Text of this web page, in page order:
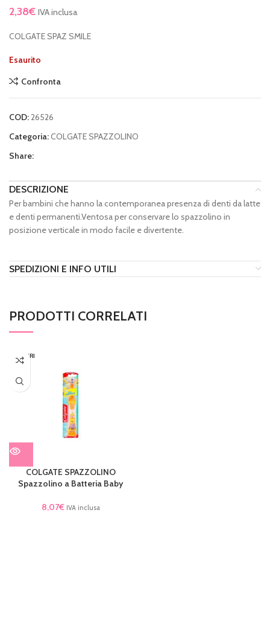
2,38€ IVA inclusa
COLGATE SPAZ SMILE
Esaurito
Confronta
COD:26526
Categoria:COLGATE SPAZZOLINO
Share:
DESCRIZIONE
Per bambini che hanno la contemporanea presenza di denti da latte
e denti permanenti.Ventosa per conservare lo spazzolino in
posizione verticale in modo facile e divertente.
SPEDIZIONI E INFO UTILI
PRODOTTI CORRELATI
ESAURI
TO
COLGATE SPAZZOLINO
Spazzolino a Batteria Baby
8,07€ IVA inclusa